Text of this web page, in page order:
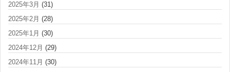
2025年3月 (31)
2025年2月 (28)
2025年1月 (30)
2024年12月 (29)
2024年11月 (30)